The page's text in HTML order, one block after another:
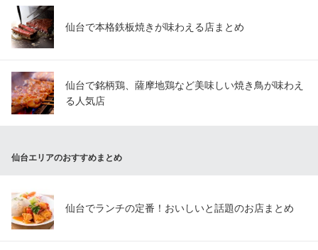
仙台で本格鉄板焼きが味わえる店まとめ
仙台で銘柄鶏、薩摩地鶏など美味しい焼き鳥が味わえ
る人気店
仙台エリアのおすすめまとめ
仙台でランチの定番！おいしいと話題のお店まとめ